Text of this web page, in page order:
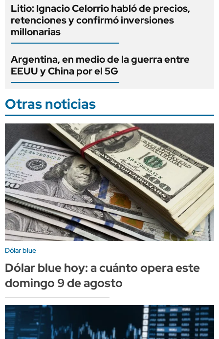
Litio: Ignacio Celorrio habló de precios,
retenciones y confirmó inversiones
millonarias
Argentina, en medio de la guerra entre
EEUU y China por el 5G
Otras noticias
Dólar blue
Dólar blue hoy: a cuánto opera este
domingo 9 de agosto